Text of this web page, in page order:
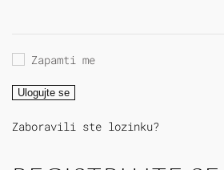
Zapamti me
Ulogujte se
Zaboravili ste lozinku?